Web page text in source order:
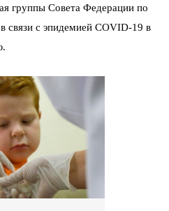
группы Совета Федерации по
связи с эпидемией COVID-19 в